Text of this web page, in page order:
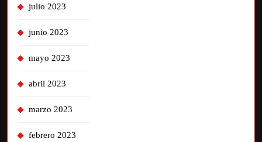
julio 2023
junio 2023
mayo 2023
abril 2023
marzo 2023
febrero 2023